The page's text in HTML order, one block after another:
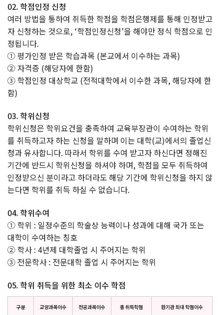
02. 학점인정 신청
여러 방법을 통하여 취득한 학점을 학점은행제를 통해 인정받고
자 신청하는 것으로, ‘학점인정신청’을 해야만 정식 학점으로 인
정됩니다.
① 평가인정 받은 학습과목 (본교에서 이수하는 과목)
② 자격증 (해당자에 한함)
③ 학점인정 대상학교 (전적대학에서 이수한 과목, 해당자에 한
함)
03. 학위신청
학위신청은 학위요건을 충족하여 교육부장관이 수여하는 학위
를 취득하고자 하는 신청을 말하며 이는 대학(교)에서의 졸업신
청과 유사합니다. 따라서 학위를 수여 받고자 하신다면 정해진
기간에 반드시 학위신청을 하셔야 하며, 학점을 모두 취득하여
인정받으신 분이라고 하더라도 해당 기간에 학위신청을 하지 않
는다면 학위를 취득 하실 수 없습니다.
04. 학위수여
① 학위 : 일정수준의 학술상 능력이나 성과에 대해 국가 또는
대학이 수여하는 칭호
② 학사 : 4년제 대학졸업 시 주어지는 학위
③ 전문학사 : 전문대학 졸업 시 주어지는 학위
05. 학위 취득을 위한 최소 이수 학점
구분 교양과목이수 전공과목이수 총 취득학점 한기관 최대 학점이수